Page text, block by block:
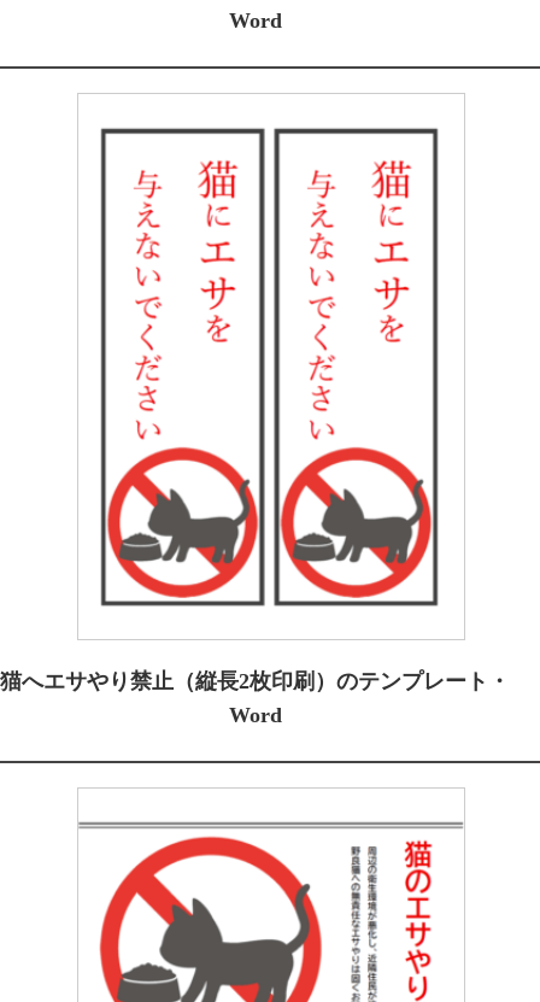
Word
猫へエサやり禁止（縦長2枚印刷）のテンプレート・
Word